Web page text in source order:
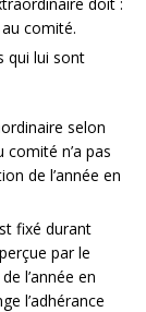
comité.
qui lui sont
selon
n’a pas
de l’année en
fixé durant
par le
l’année en
l’adhérance